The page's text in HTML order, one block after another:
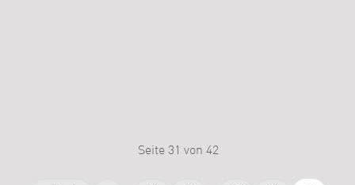
Seite 31 von 42